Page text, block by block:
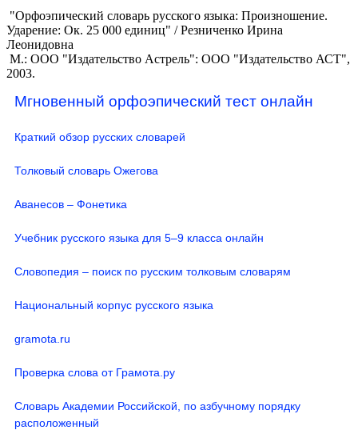
"Орфоэпический словарь русского языка: Произношение.
Ударение: Ок. 25 000 единиц" / Резниченко Ирина
Леонидовна
М.: ООО "Издательство Астрель": ООО "Издательство АСТ",
2003.
Мгновенный орфоэпический тест онлайн
Краткий обзор русских словарей
Толковый словарь Ожегова
Аванесов – Фонетика
Учебник русского языка для 5–9 класса онлайн
Словопедия – поиск по русским толковым словарям
Национальный корпус русского языка
gramota.ru
Проверка слова от Грамота.ру
Словарь Академии Российской, по азбучному порядку
расположенный